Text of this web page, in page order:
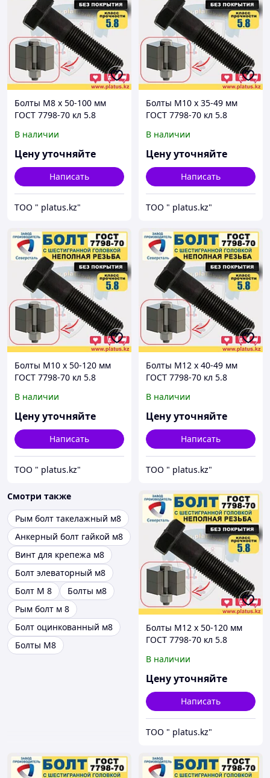
Болты М8 х 50-100 мм
ГОСТ 7798-70 кл 5.8
покрытия)
В наличии
Цену уточняйте
Написать
ТОО " platus.kz"
Болты М10 х 35-49 мм
ГОСТ 7798-70 кл 5.8
покрытия)
В наличии
Цену уточняйте
Написать
ТОО " platus.kz"
Болты М10 х 50-120 мм
ГОСТ 7798-70 кл 5.8
покрытия)
В наличии
Цену уточняйте
Написать
ТОО " platus.kz"
Болты М12 х 40-49 мм
ГОСТ 7798-70 кл 5.8
покрытия)
В наличии
Цену уточняйте
Написать
ТОО " platus.kz"
Смотри также
Рым болт такелажный м8
Анкерный болт гайкой м8
Винт для крепежа м8
Болт элеваторный м8
Болт М 8
Болты м8
Рым болт м 8
Болт оцинкованный м8
Болты M8
Болты М12 х 50-120 мм
ГОСТ 7798-70 кл 5.8
покрытия)
В наличии
Цену уточняйте
Написать
ТОО " platus.kz"